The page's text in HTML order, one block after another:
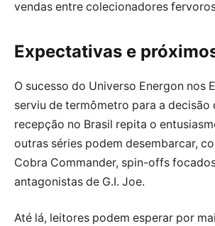
vendas entre colecionadores
Expectativas e
O sucesso do Universo Energon nos
serviu de termômetro para a decisão
recepção no Brasil repita o
outras séries podem desembarcar,
Cobra Commander, spin-offs
antagonistas de G.I. Joe.
Até lá, leitores podem esperar por